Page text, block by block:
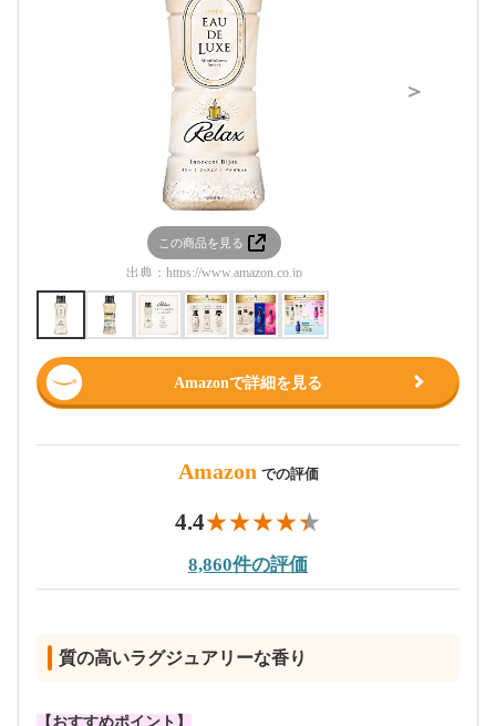
この商品を見る
出典： https://www.amazon.co.jp
＞
Amazonで詳細を見る
Amazon での評価
4.4
8,860件の評価
質の高いラグジュアリーな香り
【おすすめポイント】